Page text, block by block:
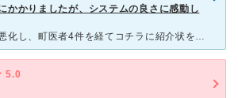
かかりましたが、システムの良さに感動し
空咳と発熱の症状が悪化し、町医者4件を経てコチラに紹介状を書いていただきました。 外来で診てもらうなりすぐに、点滴治療と血液検査等を開始。 好酸球と言う白血球内の成分が異常値だと言う事がわかり
5.0